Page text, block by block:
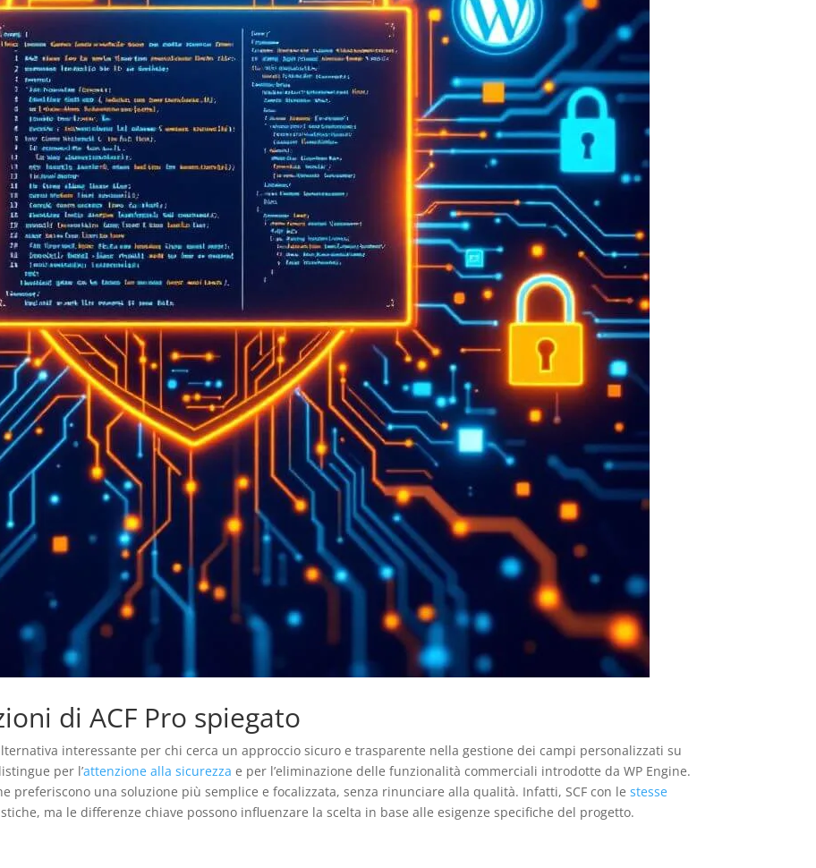
di ACF Pro spiegato
interessante per chi cerca un approccio sicuro e trasparente nella gestione dei campi personalizzati su
per l’attenzione alla sicurezza e per l’eliminazione delle funzionalità commerciali introdotte da WP Engine.
preferiscono una soluzione più semplice e focalizzata, senza rinunciare alla qualità. Infatti, SCF con lestesse
ma le differenze chiave possono influenzare la scelta in base alle esigenze specifiche del progetto.